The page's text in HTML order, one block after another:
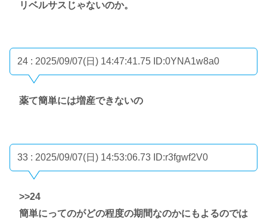
リベルサスじゃないのか。
24 : 2025/09/07(日) 14:47:41.75 ID:0YNA1w8a0
薬て簡単には増産できないの
33 : 2025/09/07(日) 14:53:06.73 ID:r3fgwf2V0
>>24
簡単にってのがどの程度の期間なのかにもよるのでは